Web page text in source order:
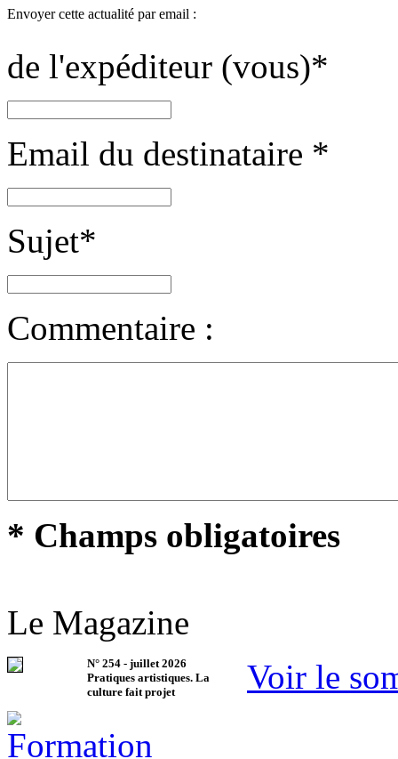
Envoyer cette actualité par email :
de l'expéditeur (vous)*
Email du destinataire *
Sujet*
Commentaire :
* Champs obligatoires
Le Magazine
N° 254 - juillet 2026
Pratiques artistiques. La
culture fait projet
Voir le